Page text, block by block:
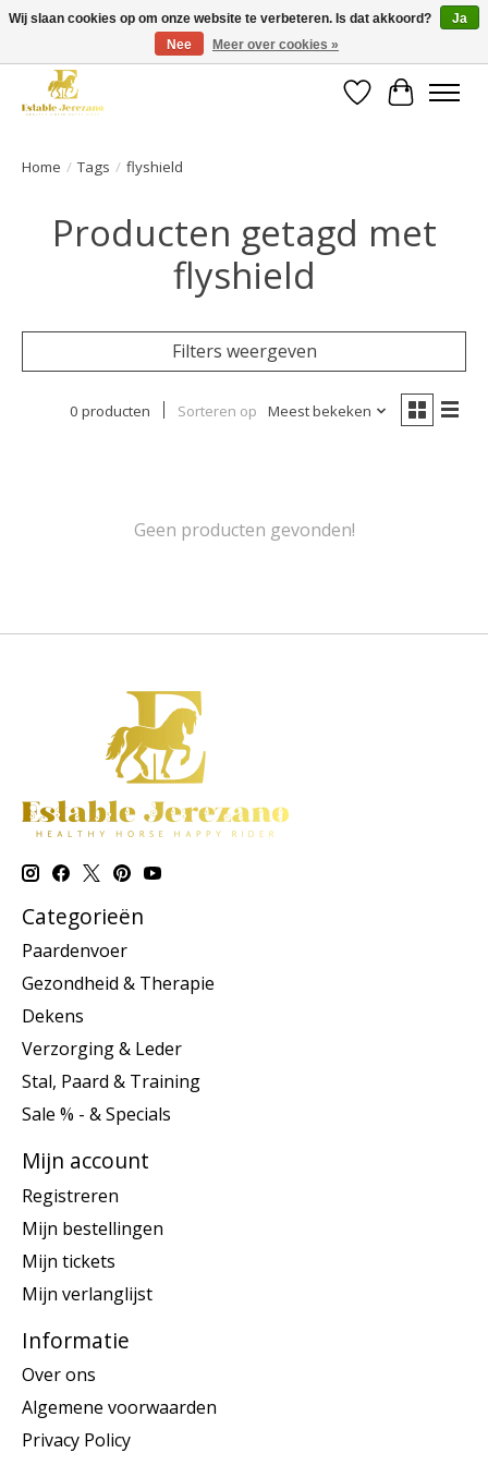
Gratis verzending vanaf €49 op een groot deel van ons assortiment
Verlanglijst
Home / Tags / flyshield
Producten getagd met
flyshield
Filters weergeven
0 producten Sorteren op Meest bekeken
Geen producten gevonden!
Categorieën
Paardenvoer
Gezondheid & Therapie
Dekens
Verzorging & Leder
Stal, Paard & Training
Sale % - & Specials
Mijn account
Registreren
Mijn bestellingen
Mijn tickets
Mijn verlanglijst
Informatie
Over ons
Algemene voorwaarden
Privacy Policy
Wij slaan cookies op om onze website te verbeteren. Is dat akkoord?
Ja
Nee
Meer over cookies »